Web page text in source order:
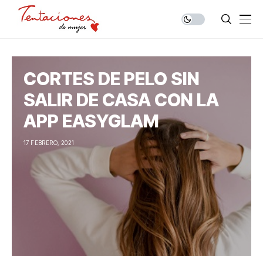
CORTES DE PELO SIN
SALIR DE CASA CON LA
APP EASYGLAM
17 FEBRERO, 2021